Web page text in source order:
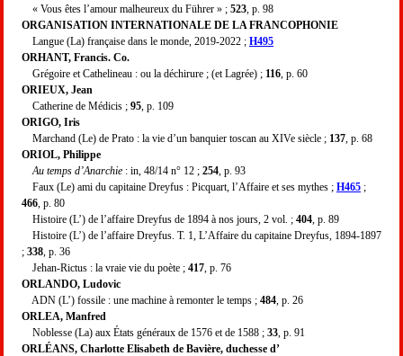
« Vous êtes l’amour malheureux du Führer » ; 523 , p. 98
ORGANISATION INTERNATIONALE DE LA FRANCOPHONIE
Langue (La) française dans le monde, 2019-2022 ; H495
ORHANT, Francis. Co.
Grégoire et Cathelineau : ou la déchirure ; (et Lagrée) ; 116 , p. 60
ORIEUX, Jean
Catherine de Médicis ; 95 , p. 109
ORIGO, Iris
Marchand (Le) de Prato : la vie d’un banquier toscan au XIVe siècle ; 137 , p. 68
ORIOL, Philippe
Au temps d’Anarchie : in, 48/14 n° 12 ; 254 , p. 93
Faux (Le) ami du capitaine Dreyfus : Picquart, l’Affaire et ses mythes ; H465 ;
466 , p. 80
Histoire (L’) de l’affaire Dreyfus de 1894 à nos jours, 2 vol. ; 404 , p. 89
Histoire (L’) de l’affaire Dreyfus. T. 1, L’Affaire du capitaine Dreyfus, 1894-1897
; 338 , p. 36
Jehan-Rictus : la vraie vie du poète ; 417 , p. 76
ORLANDO, Ludovic
ADN (L’) fossile : une machine à remonter le temps ; 484 , p. 26
ORLEA, Manfred
Noblesse (La) aux États généraux de 1576 et de 1588 ; 33 , p. 91
ORLÉANS, Charlotte Elisabeth de Bavière, duchesse d’